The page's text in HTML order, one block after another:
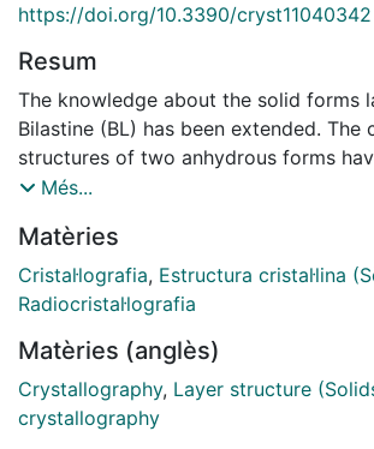
https://doi.org/10.3390/cryst11040342
Resum
The knowledge about the solid forms
Bilastine (BL) has been extended. The
structures of two anhydrous forms
determined, and the relative
been established. Moreover, three
with variable stoichiometry have been
characterized, showing that S3CHCl3-
transforminto the newchloroform
when removed fromthemother liquor.
determination of their crystal
Més...
Matèries
Cristal·lografia, Estructura cristal·lina
Radiocristal·lografia
Matèries (anglès)
Crystallography, Layer structure
crystallography